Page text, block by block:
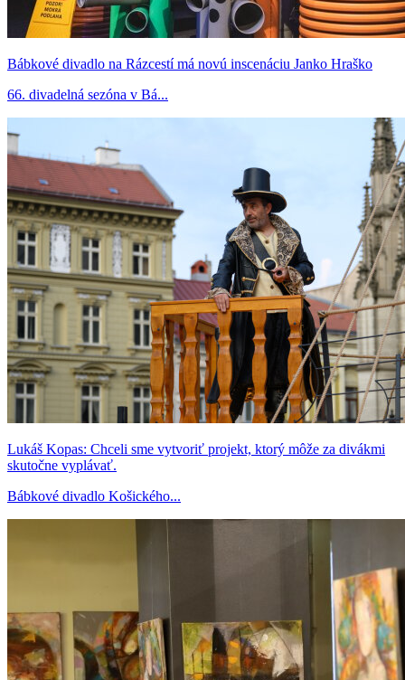
Bábkové divadlo na Rázcestí má novú inscenáciu Janko Hraško
66. divadelná sezóna v Bá...
Lukáš Kopas: Chceli sme vytvoriť projekt, ktorý môže za divákmi
skutočne vyplávať.
Bábkové divadlo Košického...